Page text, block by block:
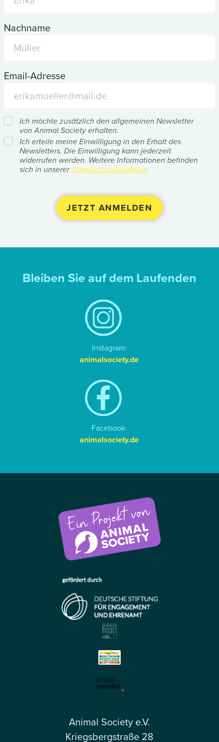
Nachname
Email-Adresse
Ich möchte zusätzlich den allgemeinen Newsletter
von Animal Society erhalten.
Ich erteile meine Einwilligung in den Erhalt des
Newsletters. Die Einwilligung kann jederzeit
widerrufen werden. Weitere Informationen befinden
sich in unsererDatenschutzerklärung
Bleiben Sie auf dem Laufenden
Instagram:
animalsociety.de
Facebook:
animalsociety.de
Animal Society e.V.
Kriegsbergstraße 28